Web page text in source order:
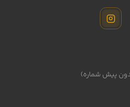
پیش شماره)